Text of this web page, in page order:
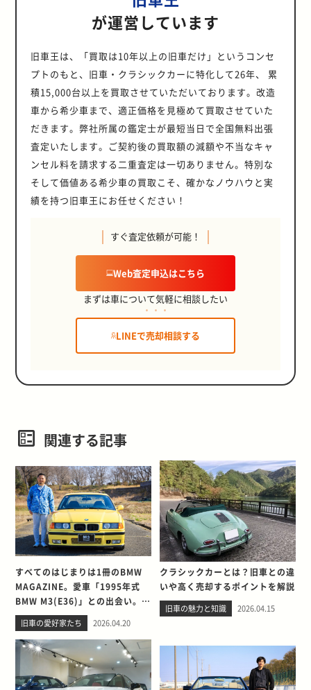
が運営しています
旧車王は、「買取は10年以上の旧車だけ」というコンセ
プトのもと、旧車・クラシックカーに特化して26年、 累
積15,000台以上を買取させていただいております。改造
車から希少車まで、適正価格を見極めて買取させていた
だきます。弊社所属の鑑定士が最短当日で全国無料出張
査定いたします。ご契約後の買取額の減額や不当なキャ
ンセル料を請求する二重査定は一切ありません。特別な
そして価値ある希少車の買取こそ、確かなノウハウと実
績を持つ旧車王にお任せください！
すぐ査定依頼が可能！
Web査定申込はこちら
まずは車について気軽に相談したい
LINEで売却相談する
関連する記事
すべてのはじまりは1冊のBMW
MAGAZINE。愛車「1995年式
BMW M3(E36)」との出会い。そ
して別れを考える
旧車の愛好家たち 2026.04.20
クラシックカーとは？旧車との違
いや高く売却するポイントを解説
旧車の魅力と知識 2026.04.15